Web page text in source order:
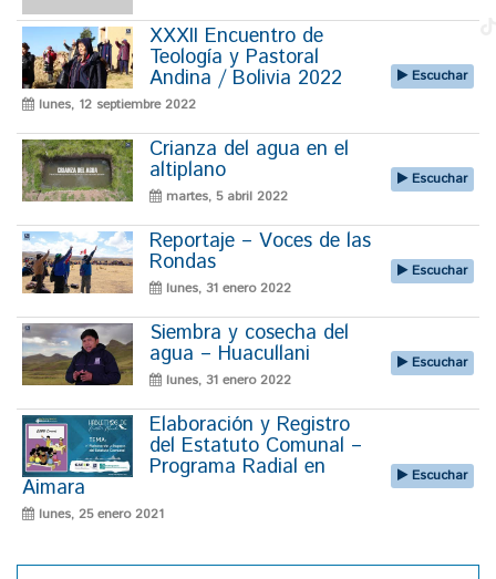
XXXII Encuentro de
Teología y Pastoral
Andina / Bolivia 2022
lunes, 12 septiembre 2022
Escuchar
Crianza del agua en el
altiplano
martes, 5 abril 2022
Escuchar
Reportaje – Voces de las
Rondas
lunes, 31 enero 2022
Escuchar
Siembra y cosecha del
agua – Huacullani
lunes, 31 enero 2022
Escuchar
Elaboración y Registro
del Estatuto Comunal –
Programa Radial en
Aimara
lunes, 25 enero 2021
Escuchar